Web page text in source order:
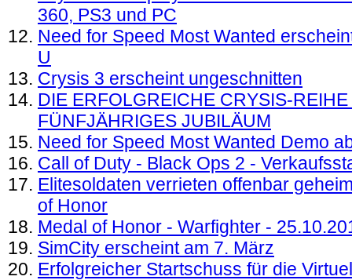
360, PS3 und PC
Need for Speed Most Wanted
U
Crysis 3 erscheint ungeschnitten
DIE ERFOLGREICHE CRYSIS-
FÜNFJÄHRIGES JUBILÄUM
Need for Speed Most Wanted Demo
Call of Duty - Black Ops 2 -
Elitesoldaten verrieten offenbar
of Honor
Medal of Honor - Warfighter -
SimCity erscheint am 7. März
Erfolgreicher Startschuss für die